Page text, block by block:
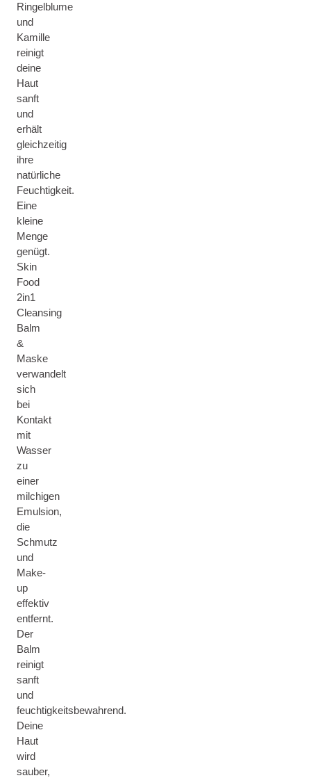
Ringelblume
und
Kamille
reinigt
deine
Haut
sanft
und
erhält
gleichzeitig
ihre
natürliche
Feuchtigkeit.
Eine
kleine
Menge
genügt.
Skin
Food
2in1
Cleansing
Balm
&
Maske
verwandelt
sich
bei
Kontakt
mit
Wasser
zu
einer
milchigen
Emulsion,
die
Schmutz
und
Make-
up
effektiv
entfernt.
Der
Balm
reinigt
sanft
und
feuchtigkeitsbewahrend.
Deine
Haut
wird
sauber,